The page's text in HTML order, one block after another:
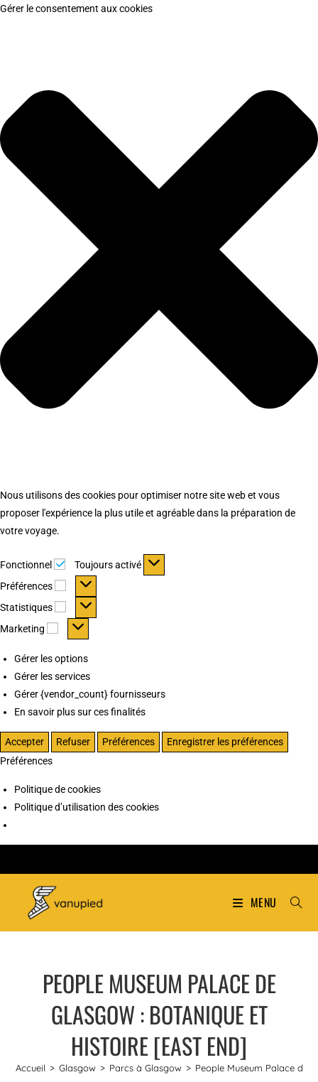
Gérer le consentement aux cookies
Nous utilisons des cookies pour optimiser notre site web et vous
proposer l'expérience la plus utile et agréable dans la préparation de
votre voyage.
Fonctionnel Fonctionnel
Toujours activé
Préférences
Préférences
Statistiques Statistiques
Marketing Marketing
Gérer les options
Gérer les services
Gérer {vendor_count} fournisseurs
En savoir plus sur ces finalités
Accepter Refuser Préférences
Enregistrer les préférences
Préférences
Politique de cookies
Politique d’utilisation des cookies
MENU
PEOPLE MUSEUM PALACE DE
GLASGOW : BOTANIQUE ET
HISTOIRE [EAST END]
Accueil > Glasgow > Parcs à Glasgow > People Museum Palace de